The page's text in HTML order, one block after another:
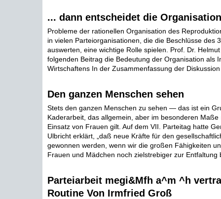
... dann entscheidet die Organisation
Probleme der rationellen Organisation des
in vielen Parteiorganisationen, die die Beschlüsse des
auswerten, eine wichtige Rolle spielen. Prof. Dr.
folgenden Beitrag die Bedeutung der Organisation als
Wirtschaftens In der Zusammenfassung der
Den ganzen Menschen sehen
Stets den ganzen Menschen zu sehen — das ist ein
Kaderarbeit, das allgemein, aber im besonderen Maße
Einsatz von Frauen gilt. Auf dem VII. Parteitag hatte
Ulbricht erklärt, „daß neue Kräfte für den
gewonnen werden, wenn wir die großen Fähigkeiten
Frauen und Mädchen noch zielstrebiger zur Entfaltung
Parteiarbeit megi&Mfh a^m ^h
Routine Von Irmfried Groß